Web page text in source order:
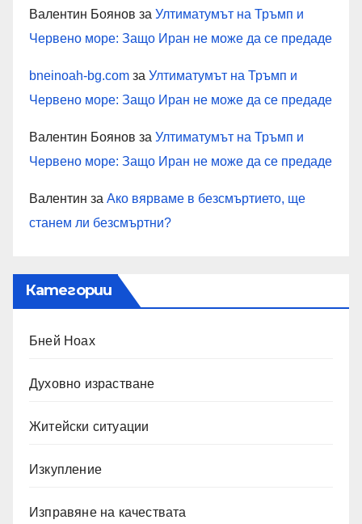
Валентин Боянов за Ултиматумът на Тръмп и
Червено море: Защо Иран не може да се предаде
bneinoah-bg.com за Ултиматумът на Тръмп и
Червено море: Защо Иран не може да се предаде
Валентин Боянов за Ултиматумът на Тръмп и
Червено море: Защо Иран не може да се предаде
Валентин за Ако вярваме в безсмъртието, ще
станем ли безсмъртни?
Категории
Бней Ноах
Духовно израстване
Житейски ситуации
Изкупление
Изправяне на качествата